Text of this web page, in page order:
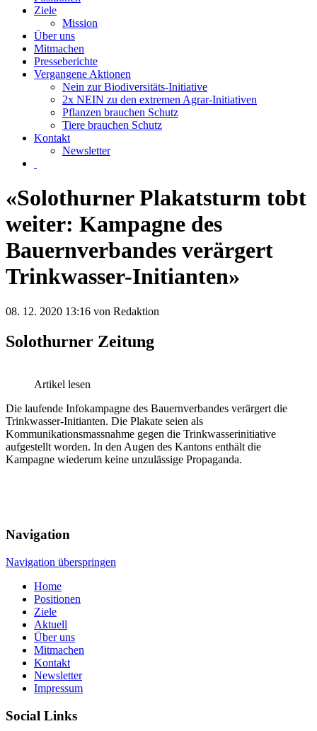
Ziele
Mission
Über uns
Mitmachen
Presseberichte
Vergangene Aktionen
Nein zur Biodiversitäts-Initiative
2x NEIN zu den extremen Agrar-Initiativen
Pflanzen brauchen Schutz
Tiere brauchen Schutz
Kontakt
Newsletter
«Solothurner Plakatsturm tobt
weiter: Kampagne des
Bauernverbandes verärgert
Trinkwasser-Initianten»
08. 12. 2020 13:16 von Redaktion
Solothurner Zeitung
Artikel lesen
Die laufende Infokampagne des Bauernverbandes verärgert die
Trinkwasser-Initianten. Die Plakate seien als
Kommunikationsmassnahme gegen die Trinkwasserinitiative
aufgestellt worden. In den Augen des Kantons enthält die
Kampagne wiederum keine unzulässige Propaganda.
Navigation
Navigation überspringen
Home
Positionen
Ziele
Aktuell
Über uns
Mitmachen
Kontakt
Newsletter
Impressum
Social Links